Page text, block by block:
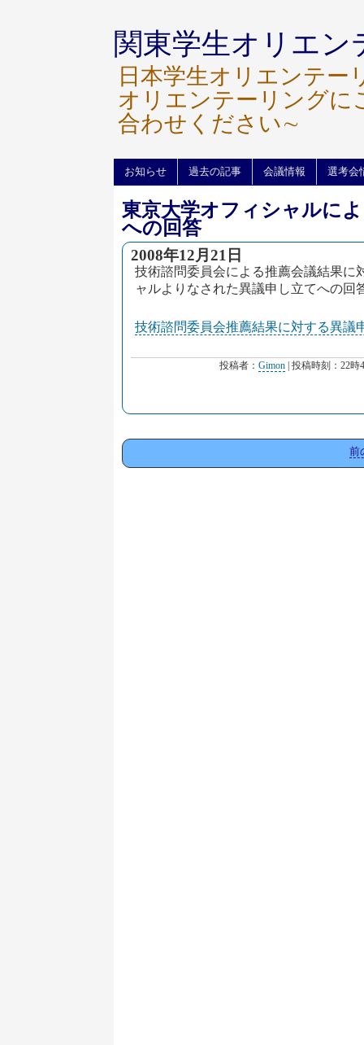
関東学生オリエン
日本学生オリエンテ
オリエンテーリングに
合わせください∼
お知らせ 過去の記事 会議情報 選考会
東京大学オフィシャルに
への回答
2008年12月21日
技術諮問委員会による推薦会議結果に
ャルよりなされた異議申し立てへの回
技術諮問委員会推薦結果に対する異議
投稿者： Gimon | 投稿時刻：22時
前